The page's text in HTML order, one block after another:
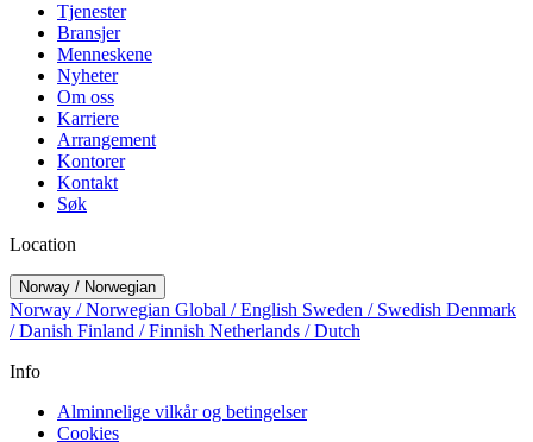
Tjenester
Bransjer
Menneskene
Nyheter
Om oss
Karriere
Arrangement
Kontorer
Kontakt
Søk
Location
Norway / Norwegian
Norway / Norwegian Global / English Sweden / Swedish Denmark
/ Danish Finland / Finnish Netherlands / Dutch
Info
Alminnelige vilkår og betingelser
Cookies